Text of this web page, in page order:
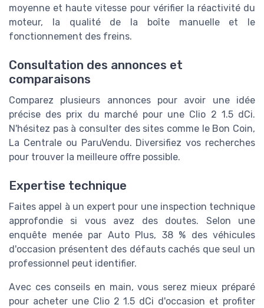
moyenne et haute vitesse pour vérifier la réactivité du
moteur, la qualité de la boîte manuelle et le
fonctionnement des freins.
Consultation des annonces et
comparaisons
Comparez plusieurs annonces pour avoir une idée
précise des prix du marché pour une Clio 2 1.5 dCi.
N'hésitez pas à consulter des sites comme le Bon Coin,
La Centrale ou ParuVendu. Diversifiez vos recherches
pour trouver la meilleure offre possible.
Expertise technique
Faites appel à un expert pour une inspection technique
approfondie si vous avez des doutes. Selon une
enquête menée par Auto Plus, 38 % des véhicules
d'occasion présentent des défauts cachés que seul un
professionnel peut identifier.
Avec ces conseils en main, vous serez mieux préparé
pour acheter une Clio 2 1.5 dCi d'occasion et profiter